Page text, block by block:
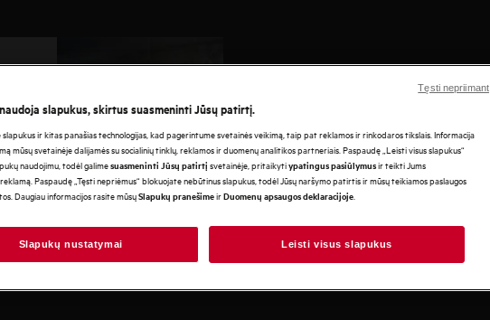
Reikia pagalbos
renkantis?
slapukus, skirtus suasmeninti Jūsų patirtį.
slapukus ir kitas panašias technologijas, kad pagerintume svetainės veikimą, taip pat reklamos ir rinkodaros tikslais. Informacija
mūsų svetainėje dalijamės su socialinių tinklų, reklamos ir duomenų analitikos partneriais. Paspaudę „Leisti visus slapukus“
naudojimu, todėl galimesuasmeninti Jūsų patirtį svetainėje, pritaikytiypatingus pasiūlymusir teikti Jums
Paspaudę „Tęsti nepriėmus“ blokuojate nebūtinus slapukus, todėl Jūsų naršymo patirtis ir mūsų teikiamos paslaugos
Daugiau informacijos rasite mūsųSlapukų pranešimeirDuomenų apsaugos deklaracijoje
Slapukų nustatymai Leisti visus slapukus
Tęsti nepriimant